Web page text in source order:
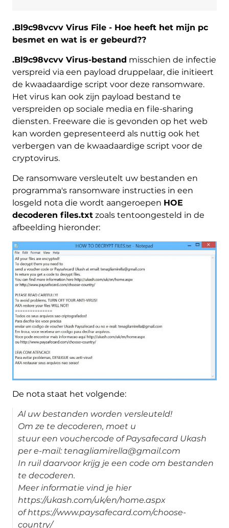
.Bl9c98vcvv Virus File - Hoe heeft het mijn pc
besmet en wat is er gebeurd??
.Bl9c98vcvv Virus-bestand misschien de infectie
verspreid via een payload druppelaar, die initieert
de kwaadaardige script voor deze ransomware.
Het virus kan ook zijn payload bestand te
verspreiden op sociale media en file-sharing
diensten. Freeware die is gevonden op het web
kan worden gepresenteerd als nuttig ook het
verbergen van de kwaadaardige script voor de
cryptovirus.
De ransomware versleutelt uw bestanden en
programma's ransomware instructies in een
losgeld nota die wordt aangeroepen HOE
decoderen files.txtzoals tentoongesteld in de
afbeelding hieronder:
De nota staat het volgende:
Al uw bestanden worden versleuteld!
Om ze te decoderen, moet u
stuur een vouchercode of Paysafecard Ukash
per e-mail: tenagliamirella@gmail.com
In ruil daarvoor krijg je een code om bestanden
te decoderen.
Meer informatie vind je hier
https://ukash.com/uk/en/home.aspx
of https://www.paysafecard.com/choose-
country/